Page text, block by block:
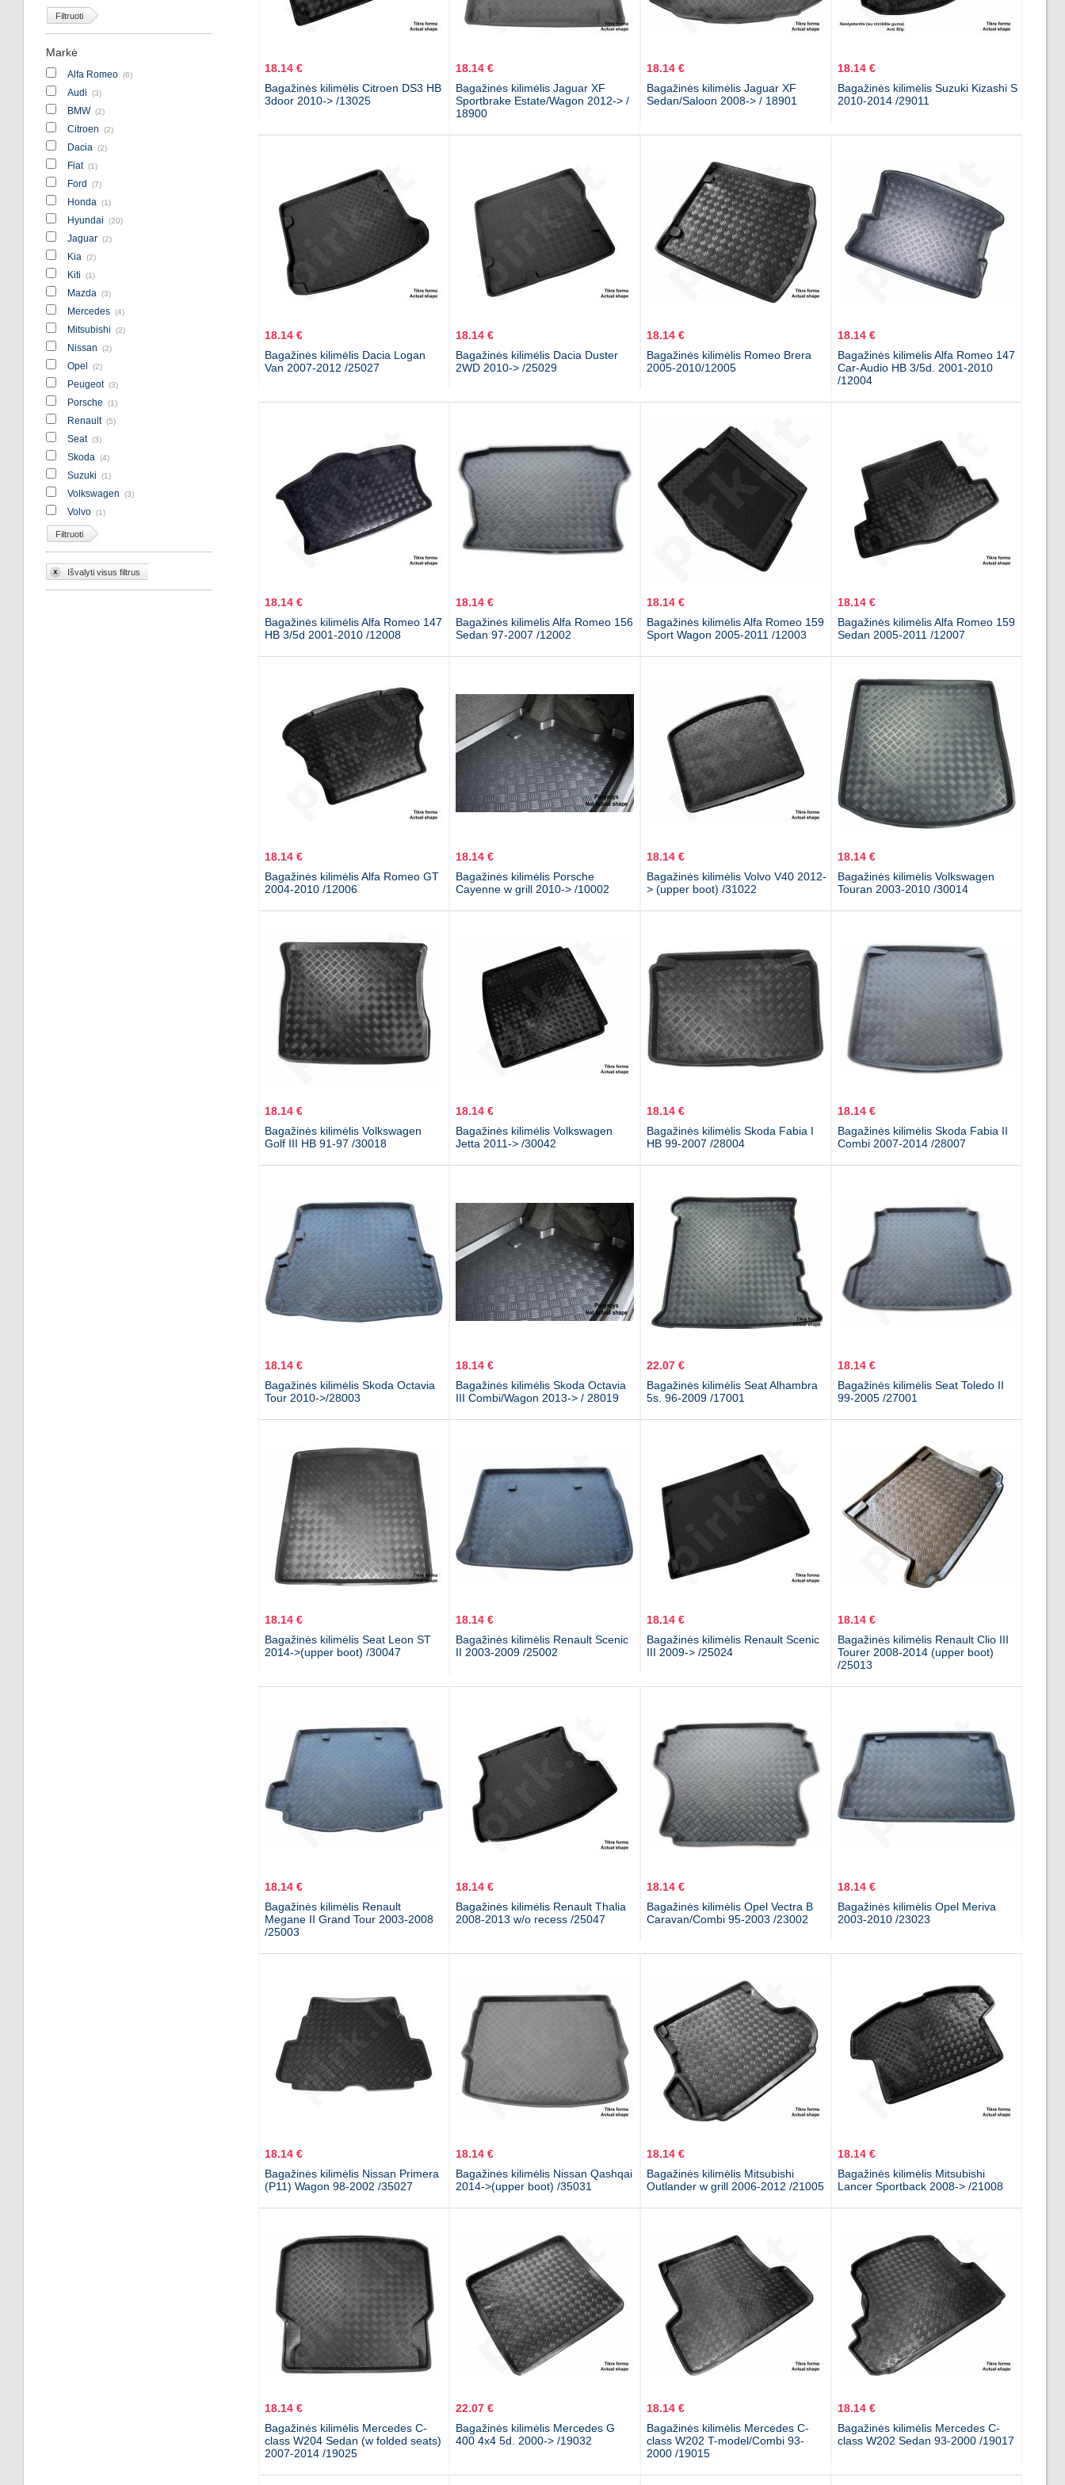
Filtruoti
Markė
Alfa Romeo (6)
Audi (3)
BMW (2)
Citroen (2)
Dacia (2)
Fiat (1)
Ford (7)
Honda (1)
Hyundai (20)
Jaguar (2)
Kia (2)
Kiti (1)
Mazda (3)
Mercedes (4)
Mitsubishi (2)
Nissan (2)
Opel (2)
Peugeot (3)
Porsche (1)
Renault (5)
Seat (3)
Skoda (4)
Suzuki (1)
Volkswagen (3)
Volvo (1)
Filtruoti
Išvalyti visus filtrus
18.14 €
Bagažinės kilimėlis Citroen DS3 HB
3door 2010-> /13025
18.14 €
Bagažinės kilimėlis Jaguar XF
Sportbrake Estate/Wagon 2012-> /
18900
18.14 €
Bagažinės kilimėlis Jaguar XF
Sedan/Saloon 2008-> / 18901
18.14 €
Bagažinės kilimėlis Suzuki Kizashi S
2010-2014 /29011
18.14 €
Bagažinės kilimėlis Dacia Logan
Van 2007-2012 /25027
18.14 €
Bagažinės kilimėlis Dacia Duster
2WD 2010-> /25029
18.14 €
Bagažinės kilimėlis Romeo Brera
2005-2010/12005
18.14 €
Bagažinės kilimėlis Alfa Romeo 147
Car-Audio HB 3/5d. 2001-2010
/12004
18.14 €
Bagažinės kilimėlis Alfa Romeo 147
HB 3/5d 2001-2010 /12008
18.14 €
Bagažinės kilimėlis Alfa Romeo 156
Sedan 97-2007 /12002
18.14 €
Bagažinės kilimėlis Alfa Romeo 159
Sport Wagon 2005-2011 /12003
18.14 €
Bagažinės kilimėlis Alfa Romeo 159
Sedan 2005-2011 /12007
18.14 €
Bagažinės kilimėlis Alfa Romeo GT
2004-2010 /12006
18.14 €
Bagažinės kilimėlis Porsche
Cayenne w grill 2010-> /10002
18.14 €
Bagažinės kilimėlis Volvo V40 2012-
> (upper boot) /31022
18.14 €
Bagažinės kilimėlis Volkswagen
Touran 2003-2010 /30014
18.14 €
Bagažinės kilimėlis Volkswagen
Golf III HB 91-97 /30018
18.14 €
Bagažinės kilimėlis Volkswagen
Jetta 2011-> /30042
18.14 €
Bagažinės kilimėlis Skoda Fabia I
HB 99-2007 /28004
18.14 €
Bagažinės kilimėlis Skoda Fabia II
Combi 2007-2014 /28007
18.14 €
Bagažinės kilimėlis Skoda Octavia
Tour 2010->/28003
18.14 €
Bagažinės kilimėlis Skoda Octavia
III Combi/Wagon 2013-> / 28019
22.07 €
Bagažinės kilimėlis Seat Alhambra
5s. 96-2009 /17001
18.14 €
Bagažinės kilimėlis Seat Toledo II
99-2005 /27001
18.14 €
Bagažinės kilimėlis Seat Leon ST
2014->(upper boot) /30047
18.14 €
Bagažinės kilimėlis Renault Scenic
II 2003-2009 /25002
18.14 €
Bagažinės kilimėlis Renault Scenic
III 2009-> /25024
18.14 €
Bagažinės kilimėlis Renault Clio III
Tourer 2008-2014 (upper boot)
/25013
18.14 €
Bagažinės kilimėlis Renault
Megane II Grand Tour 2003-2008
/25003
18.14 €
Bagažinės kilimėlis Renault Thalia
2008-2013 w/o recess /25047
18.14 €
Bagažinės kilimėlis Opel Vectra B
Caravan/Combi 95-2003 /23002
18.14 €
Bagažinės kilimėlis Opel Meriva
2003-2010 /23023
18.14 €
Bagažinės kilimėlis Nissan Primera
(P11) Wagon 98-2002 /35027
18.14 €
Bagažinės kilimėlis Nissan Qashqai
2014->(upper boot) /35031
18.14 €
Bagažinės kilimėlis Mitsubishi
Outlander w grill 2006-2012 /21005
18.14 €
Bagažinės kilimėlis Mitsubishi
Lancer Sportback 2008-> /21008
18.14 €
Bagažinės kilimėlis Mercedes C-
class W204 Sedan (w folded seats)
2007-2014 /19025
22.07 €
Bagažinės kilimėlis Mercedes G
400 4x4 5d. 2000-> /19032
18.14 €
Bagažinės kilimėlis Mercedes C-
class W202 T-model/Combi 93-
2000 /19015
18.14 €
Bagažinės kilimėlis Mercedes C-
class W202 Sedan 93-2000 /19017